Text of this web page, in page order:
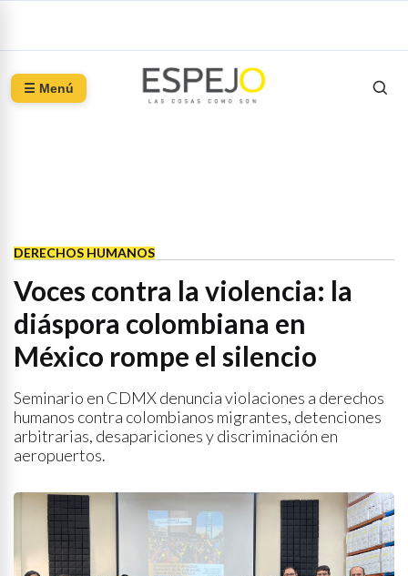
☰ Menú
DERECHOS HUMANOS
Voces contra la violencia: la
diáspora colombiana en
México rompe el silencio
Seminario en CDMX denuncia violaciones a derechos
humanos contra colombianos migrantes, detenciones
arbitrarias, desapariciones y discriminación en
aeropuertos.